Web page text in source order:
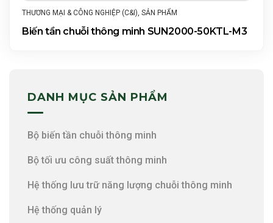
THƯƠNG MẠI & CÔNG NGHIỆP (C&I) SẢN PHẨM
Biến tần chuỗi thông minh SUN2000-50KTL-M3
DANH MỤC SẢN PHẨM
Bộ biến tần chuỗi thông minh
Bộ tối ưu công suất thông minh
Hệ thống lưu trữ năng lượng chuỗi thông minh
Hệ thống quản lý